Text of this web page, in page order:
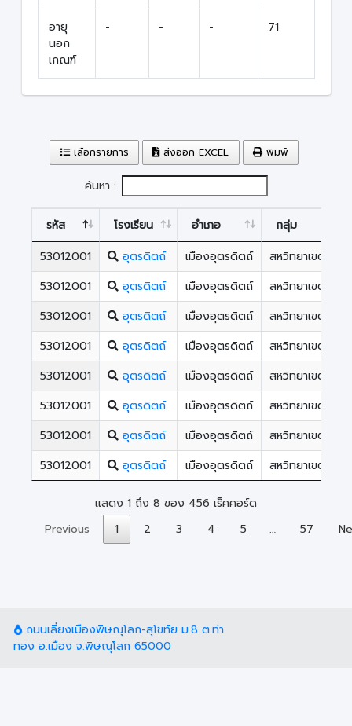
อายุ
นอก
เกณฑ์
- - - 71
เลือกรายการ ส่งออก EXCEL พิมพ์
ค้นหา :
รหัส โรงเรียน อำเภอ
กลุ่ม
53012001
อุตรดิตถ์ เมืองอุตรดิตถ์
สหวิทยาเขตหลว
53012001
อุตรดิตถ์ เมืองอุตรดิตถ์
สหวิทยาเขตหลว
53012001
อุตรดิตถ์ เมืองอุตรดิตถ์
สหวิทยาเขตหลว
53012001
อุตรดิตถ์ เมืองอุตรดิตถ์
สหวิทยาเขตหลว
53012001
อุตรดิตถ์ เมืองอุตรดิตถ์
สหวิทยาเขตหลว
53012001
อุตรดิตถ์ เมืองอุตรดิตถ์
สหวิทยาเขตหลว
53012001
อุตรดิตถ์ เมืองอุตรดิตถ์
สหวิทยาเขตหลว
53012001
อุตรดิตถ์ เมืองอุตรดิตถ์ สหวิทยาเขตหลว
แสดง 1 ถึง 8 ของ 456 เร็คคอร์ด
Previous
1 2 3 4 5 … 57
ถนนเลี่ยงเมืองพิษณุโลก-สุโขทัย ม.8 ต.ท่า
ทอง อ.เมือง จ.พิษณุโลก 65000